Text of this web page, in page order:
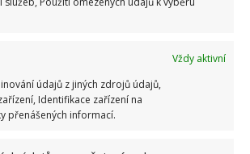
Vždy aktivní
údajů z jiných zdrojů údajů,
Identifikace zařízení na
přenášených informací.